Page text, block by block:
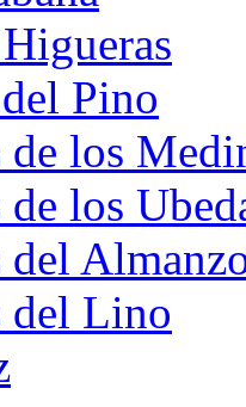
Pino
de los
de los
del
del Lino